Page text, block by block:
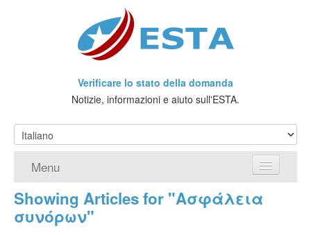
Verificare lo stato della domanda
Notizie, informazioni e aiuto sull'ESTA.
Menu
Home
Richiedere ESTA
Showing Articles for "Ασφάλεια
συνόρων"